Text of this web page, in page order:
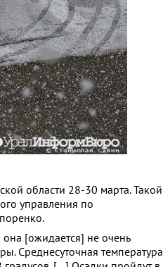
области 28-30 марта. Такой
управления по
[ожидается] не очень
Среднесуточная температура